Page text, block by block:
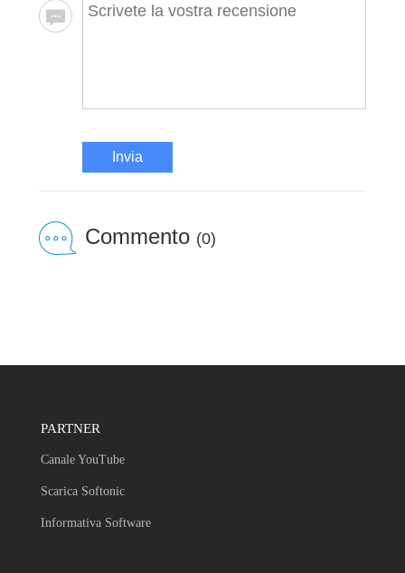
Invia
Commento (0)
PARTNER
Canale YouTube
Scarica Softonic
Informativa Software